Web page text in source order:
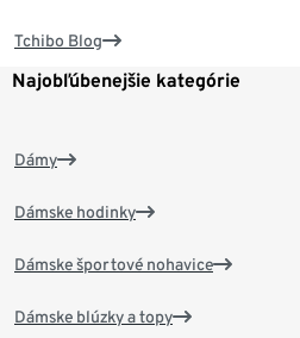
Tchibo Blog
Najobľúbenejšie kategórie
Dámy
Dámske hodinky
Dámske športové nohavice
Dámske blúzky a topy